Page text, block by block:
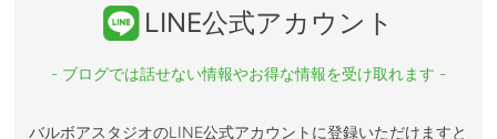
LINE公式アカウント
- ブログでは話せない情報やお得な情報を受け取れます -
バルボアスタジオのLINE公式アカウントに登録いただけますと